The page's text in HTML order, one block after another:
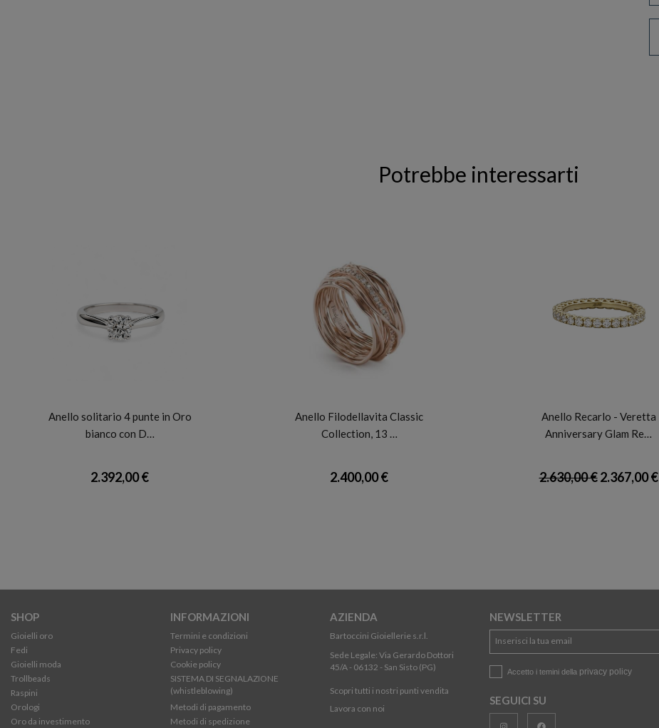
Potrebbe interessarti
Anello solitario 4 punte in Oro
bianco con D…
2.392,00 €
Anello Filodellavita Classic
Collection, 13 …
2.400,00 €
Anello Recarlo - Veretta
Anniversary Glam Re…
2.630,00 €2.367,00 €
SHOP
Gioielli oro
Fedi
Gioielli moda
Trollbeads
Raspini
Orologi
Oro da investimento
INFORMAZIONI
Termini e condizioni
Privacy policy
Cookie policy
SISTEMA DI SEGNALAZIONE
(whistleblowing)
Metodi di pagamento
Metodi di spedizione
AZIENDA
Bartoccini Gioiellerie s.r.l.
Sede Legale: Via Gerardo Dottori
45/A - 06132 - San Sisto (PG)
Scopri tutti i nostri punti vendita
Lavora con noi
NEWSLETTER
Accetto i temini della privacy policy
SEGUICI SU